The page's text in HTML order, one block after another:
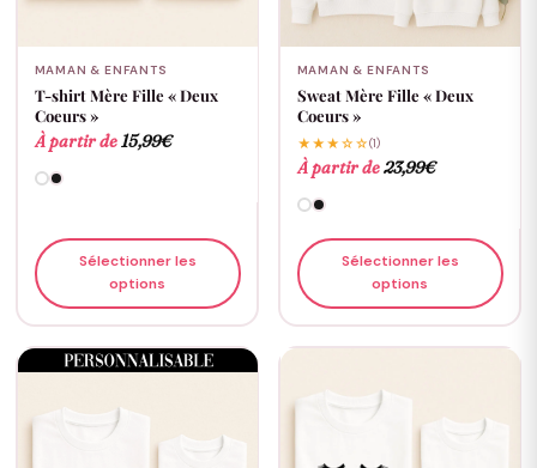
MAMAN & ENFANTS
T-shirt Mère Fille « Deux
Coeurs »
À partir de15,99€
Sélectionner les
options
MAMAN & ENFANTS
Sweat Mère Fille « Deux
Coeurs »
★★★☆☆(1)
À partir de23,99€
Sélectionner les
options